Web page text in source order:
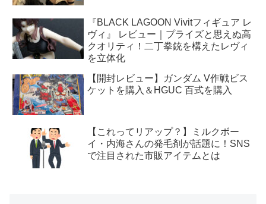
『BLACK LAGOON Vivitフィギュア レ
ヴィ』 レビュー｜プライズと思えぬ高
クオリティ！二丁拳銃を構えたレヴィ
を立体化
【開封レビュー】ガンダム V作戦ビス
ケットを購入＆HGUC 百式を購入
【これってリアップ？】ミルクボー
イ・内海さんの発毛剤が話題に！SNS
で注目された市販アイテムとは